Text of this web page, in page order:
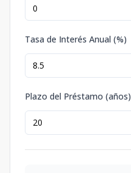
Tasa de Interés Anual (%)
Plazo del Préstamo (años)